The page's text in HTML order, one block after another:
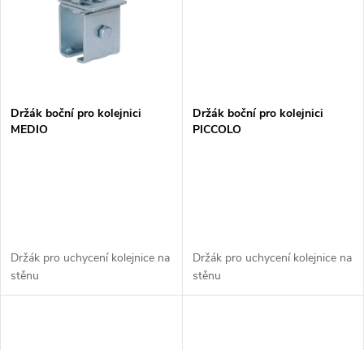
Držák boční pro kolejnici
MEDIO
Držák pro uchycení kolejnice na
stěnu
Držák boční pro kolejnici
PICCOLO
Držák pro uchycení kolejnice na
stěnu